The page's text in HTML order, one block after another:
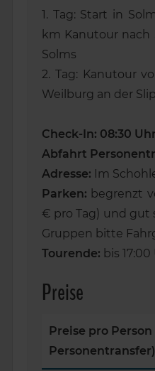
1. Tag: Start in
km Kanutour
Solms
2. Tag: Kanutour
Weilburg an der
Check-In: 08:30
Abfahrt
Adresse: Im
Parken: begrenzt
€ pro Tag) und gut
Gruppen bitte
Tourende: bis
Preise
Preise pro Person
Personentransfer)